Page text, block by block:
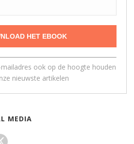
ook op de hoogte houden
nieuwste artikelen
MEDIA